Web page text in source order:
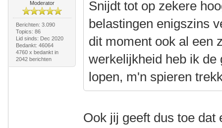
Moderator
Berichten: 3.090
Topics: 86
Lid sinds: Dec 2020
Bedankt: 46064
4760 x bedankt in
2042 berichten
Snijdt tot op zekere
belastingen enigszins
dit moment ook al een
werkelijkheid heb ik de
lopen, m'n spieren
Ook jij geeft dus toe